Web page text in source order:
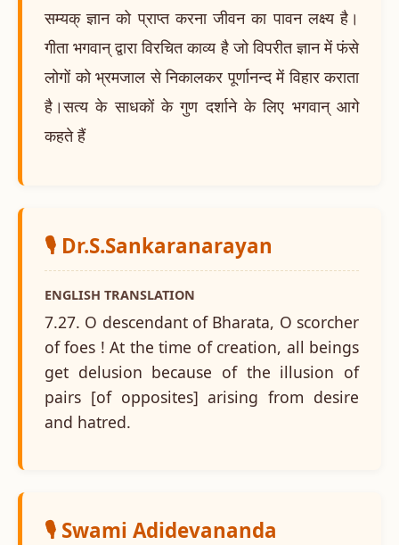
सम्यक् ज्ञान को प्राप्त करना जीवन का पावन लक्ष्य है।
गीता भगवान् द्वारा विरचित काव्य है जो विपरीत ज्ञान में फंसे
लोगों को भ्रमजाल से निकालकर पूर्णानन्द में विहार कराता
है।सत्य के साधकों के गुण दर्शाने के लिए भगवान् आगे
कहते हैं
🎙️ Dr.S.Sankaranarayan
ENGLISH TRANSLATION
7.27. O descendant of Bharata, O scorcher
of foes ! At the time of creation, all beings
get delusion because of the illusion of
pairs [of opposites] arising from desire
and hatred.
🎙️ Swami Adidevananda